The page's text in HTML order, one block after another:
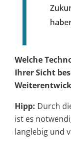
Welche
Ihrer Sicht
Hipp: Durch
ist es
langlebig und